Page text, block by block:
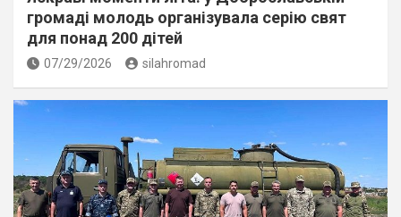
громаді молодь організувала серію свят
для понад 200 дітей
07/29/2026 silahromad